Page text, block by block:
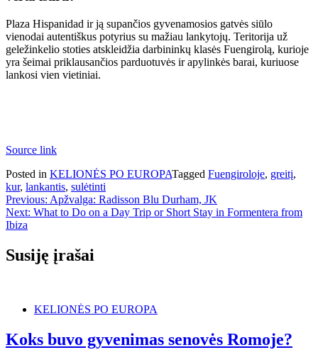
Plaza Hispanidad ir ją supančios gyvenamosios gatvės siūlo
vienodai autentiškus potyrius su mažiau lankytojų. Teritorija už
geležinkelio stoties atskleidžia darbininkų klasės Fuengirolą, kurioje
yra šeimai priklausančios parduotuvės ir apylinkės barai, kuriuose
lankosi vien vietiniai.
Source link
Posted in KELIONĖS PO EUROPATagged Fuengiroloje, greitį,
kur, lankantis, sulėtinti
Navigacija
tarp
Previous: Apžvalga: Radisson Blu Durham, JK
Next: What to Do on a Day Trip or Short Stay in Formentera from
Ibiza
Susiję įrašai
KELIONĖS PO EUROPA
Koks buvo gyvenimas senovės Romoje?